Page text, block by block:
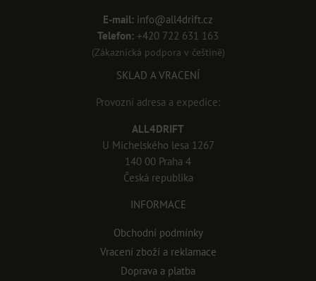
E-mail: info@all4drift.cz
Telefon: +420 722 631 163
(Zákaznická podpora v češtině)
SKLAD A VRACENÍ
Provozní adresa a expedice:
ALL4DRIFT
U Michelského lesa 1267
140 00 Praha 4
Česká republika
INFORMACE
Obchodní podmínky
Vracení zboží a reklamace
Doprava a platba